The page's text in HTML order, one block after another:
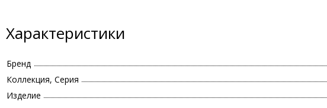
Характеристики
Бренд
Коллекция, Серия
Изделие